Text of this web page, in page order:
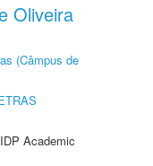
Oliveira
(Câmpus de
Academic